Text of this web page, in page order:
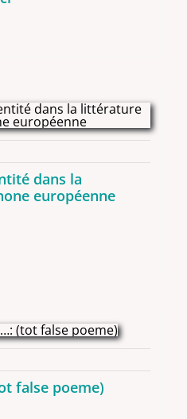
dans la
européenne
false poeme)